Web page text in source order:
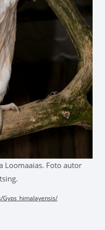
Loomaaias. Foto autor